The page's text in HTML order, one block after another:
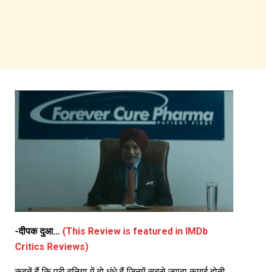
-दीपक दुआ… (This Review is featured in IMDb
Critics Reviews)